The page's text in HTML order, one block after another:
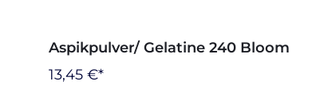
Aspikpulver/ Gelatine 240 Bloom
13,45 €*